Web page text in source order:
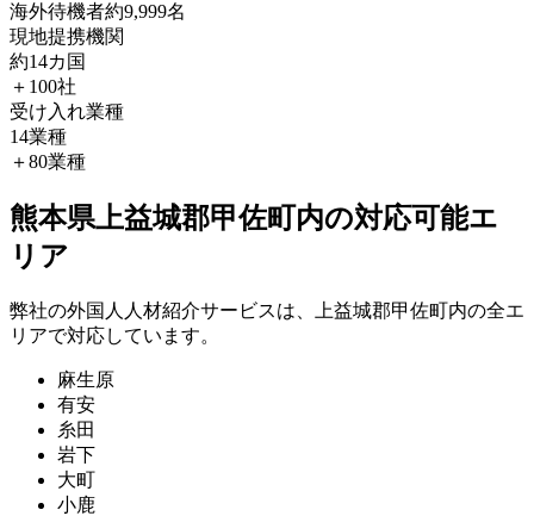
海外待機者約9,999名
現地提携機関
約14カ国
＋100社
受け入れ業種
14業種
＋80業種
熊本県上益城郡甲佐町内の対応可能エ
リア
弊社の外国人人材紹介サービスは、上益城郡甲佐町内の全エ
リアで対応しています。
麻生原
有安
糸田
岩下
大町
小鹿